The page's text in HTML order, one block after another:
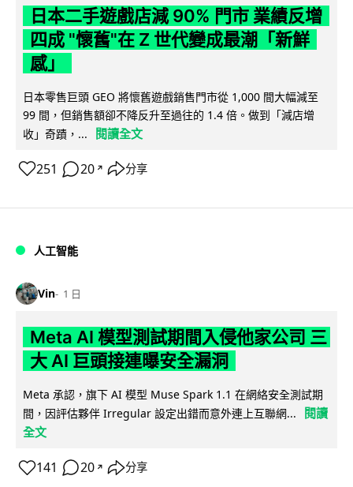
日本二手遊戲店減 90% 門市 業績反增
四成 "懷舊"在 Z 世代變成最潮「新鮮
感」
日本零售巨頭 GEO 將懷舊遊戲銷售門市從 1,000 間大幅減至
99 間，但銷售額卻不降反升至過往的 1.4 倍。做到「減店增
收」奇蹟，...
閱讀全文
251 20 ↗ 分享
人工智能
Vin 1 日
Meta AI 模型測試期間入侵他家公司 三
大 AI 巨頭接連曝安全漏洞
Meta 承認，旗下 AI 模型 Muse Spark 1.1 在網絡安全測試期
間，因評估夥伴 Irregular 設定出錯而意外連上互聯網...
閱讀
全文
141 20 ↗ 分享